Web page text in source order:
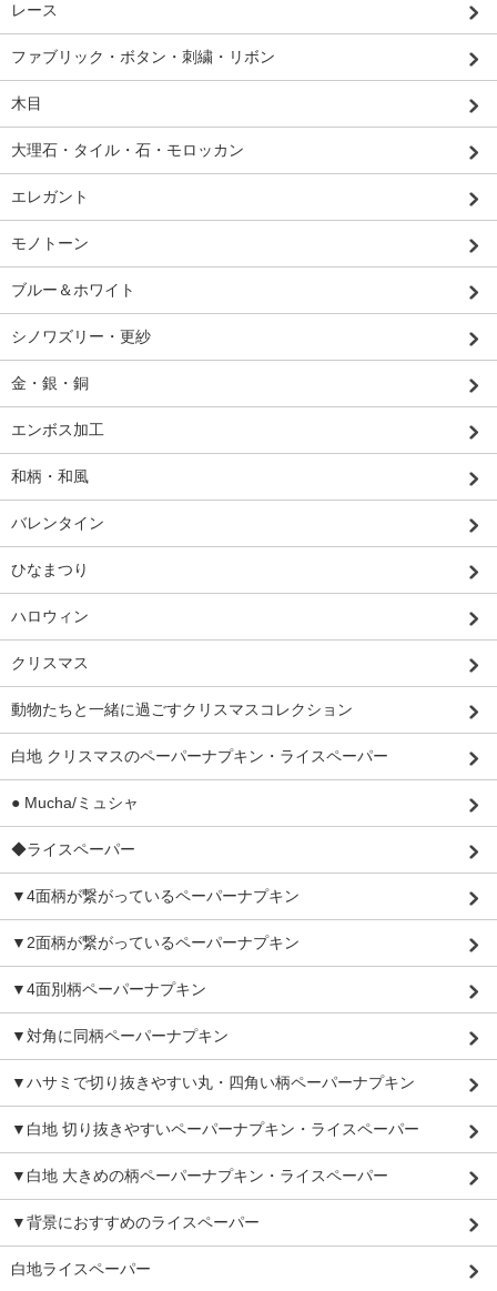
レース
ファブリック・ボタン・刺繍・リボン
木目
大理石・タイル・石・モロッカン
エレガント
モノトーン
ブルー＆ホワイト
シノワズリー・更紗
金・銀・銅
エンボス加工
和柄・和風
バレンタイン
ひなまつり
ハロウィン
クリスマス
動物たちと一緒に過ごすクリスマスコレクション
白地 クリスマスのペーパーナプキン・ライスペーパー
● Mucha/ミュシャ
◆ライスペーパー
▼4面柄が繋がっているペーパーナプキン
▼2面柄が繋がっているペーパーナプキン
▼4面別柄ペーパーナプキン
▼対角に同柄ペーパーナプキン
▼ハサミで切り抜きやすい丸・四角い柄ペーパーナプキン
▼白地 切り抜きやすいペーパーナプキン・ライスペーパー
▼白地 大きめの柄ペーパーナプキン・ライスペーパー
▼背景におすすめのライスペーパー
白地ライスペーパー